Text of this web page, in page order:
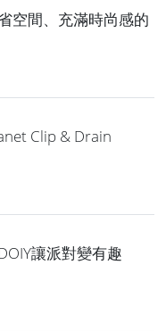
空間、充滿時尚感的
Clip & Drain
讓派對變有趣